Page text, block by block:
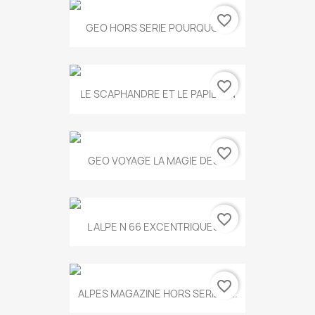
GEO HORS SERIE POURQUOI...
favorite_border
LE SCAPHANDRE ET LE PAPILLON
favorite_border
GEO VOYAGE LA MAGIE DES...
favorite_border
L ALPE N 66 EXCENTRIQUES...
favorite_border
ALPES MAGAZINE HORS SERIE N...
favorite_border